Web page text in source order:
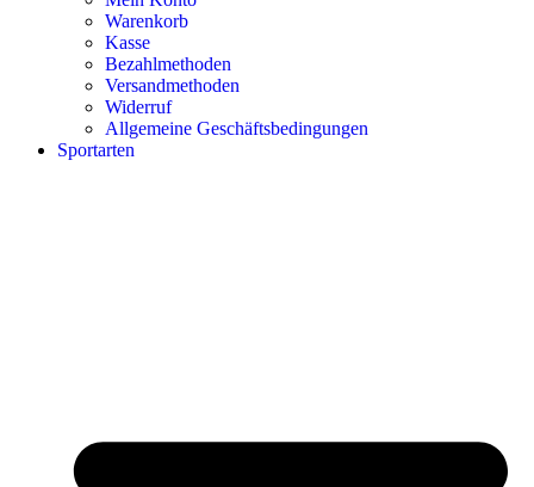
Warenkorb
Kasse
Bezahlmethoden
Versandmethoden
Widerruf
Allgemeine Geschäftsbedingungen
Sportarten